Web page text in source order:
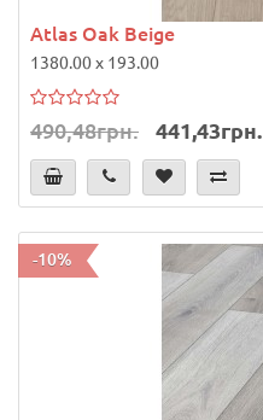
Atlas Oak Beige
1380.00 x 193.00
490,48грн. 441,43грн.
-10%